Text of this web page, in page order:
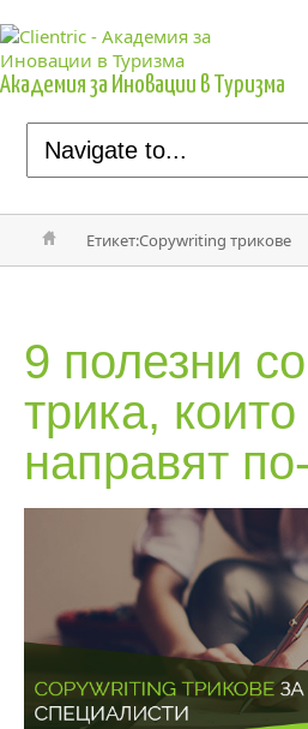
Академия за Иновации в Туризма
Етикет:Copywriting трикове
9 полезни
трика, които
направят